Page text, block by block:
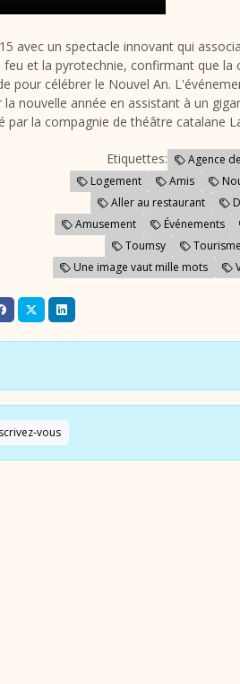
avec un spectacle innovant qui
et la pyrotechnie, confirmant que la
pour célébrer le Nouvel An.
nouvelle année en assistant à un
la compagnie de théâtre catalane
Etiquettes: Agence
Logement
Amis
Aller au restaurant
Amusement
Événements
Toumsy
Une image vaut mille mots
vous